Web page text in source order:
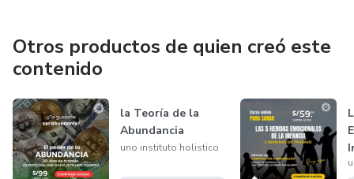
Otros productos de quien creó este
contenido
la Teoría de la
Abundancia
uno instituto holistico